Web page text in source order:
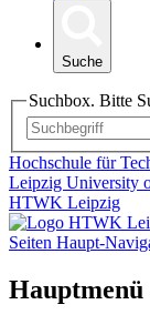
Suche
Suchbox. Bitte
Hochschule für
Leipzig University
HTWK Leipzig
Seiten Haupt-
Hauptmenü